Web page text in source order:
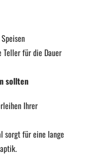
Teller für die Dauer
sollten
Ihrer
sorgt für eine lange